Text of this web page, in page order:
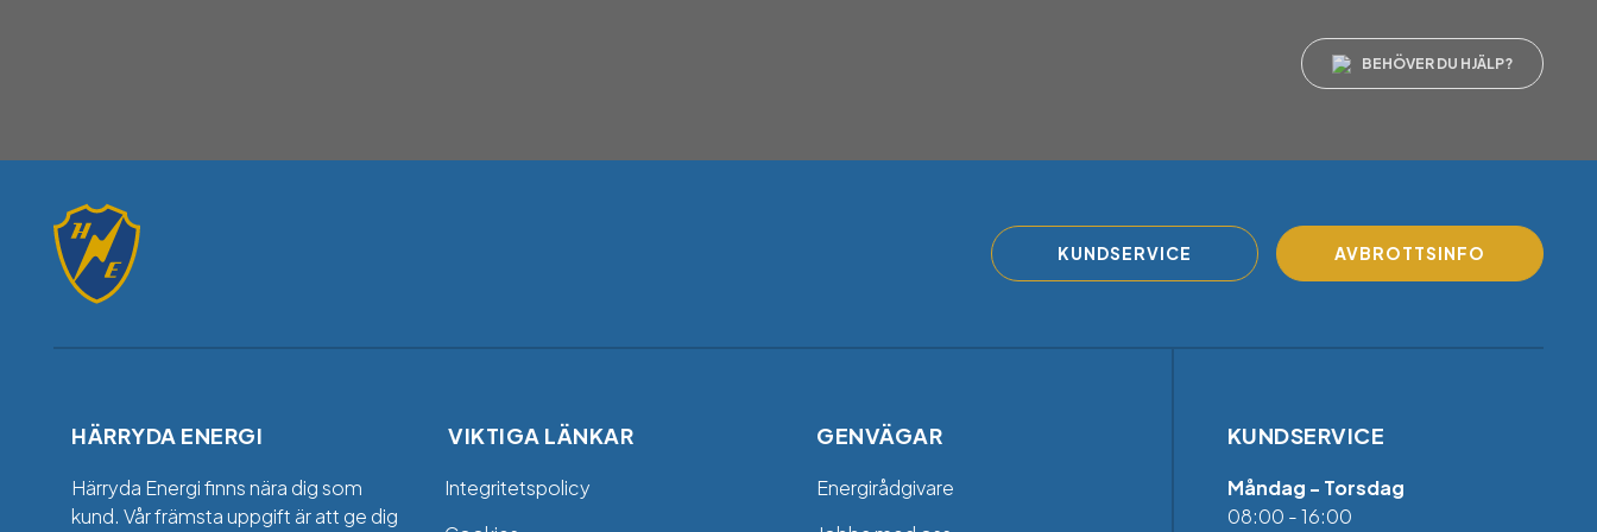
BEHÖVER DU HJÄLP?
KUNDSERVICE AVBROTTSINFO
HÄRRYDA ENERGI
Härryda Energi finns nära dig som
kund. Vår främsta uppgift är att ge dig
VIKTIGA LÄNKAR
Integritetspolicy
GENVÄGAR
Energirådgivare
KUNDSERVICE
Måndag - Torsdag
08:00 - 16:00